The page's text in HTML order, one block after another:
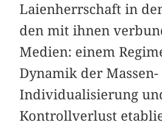
Laienherrschaft in
den mit ihnen
Medien: einem
Dynamik der Massen-
Individualisierung
Kontrollverlust